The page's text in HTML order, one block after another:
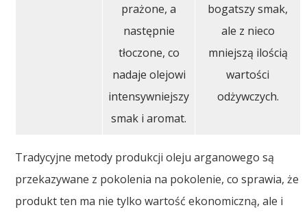
prażone, a
następnie
tłoczone, co
nadaje olejowi
intensywniejszy
smak i aromat.
bogatszy smak,
ale z nieco
mniejszą ilością
wartości
odżywczych.
Tradycyjne metody produkcji oleju arganowego są
przekazywane z pokolenia na pokolenie, co sprawia, że
produkt ten ma nie tylko wartość ekonomiczną, ale i